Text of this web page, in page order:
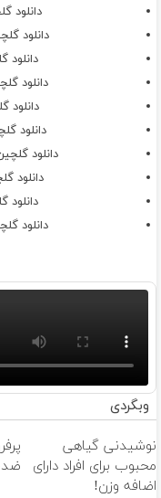
که
نگاه کن
نمیخوام
بذار یه
دانلود
دانلود
دانلود
دانلود
دانلود
دانلود
دانلود
دانلود
دانلود
دانلود
وبگردی
نوشیدنی گیاهی
محبوب برای افراد دارای
اضافه وزن!